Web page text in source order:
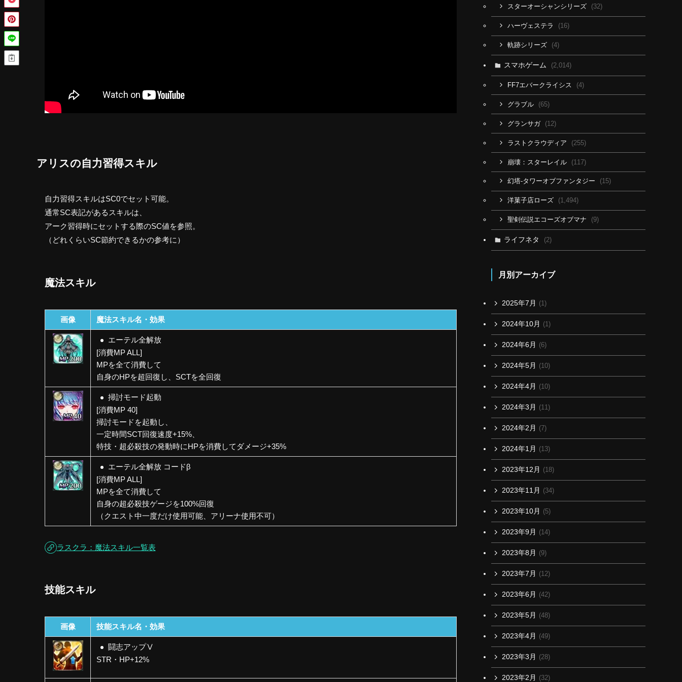
アリスの自力習得スキル
自力習得スキルはSC0でセット可能。
通常SC表記があるスキルは、
アーク習得時にセットする際のSC値を参照。
（どれくらいSC節約できるかの参考に）
魔法スキル
画像 魔法スキル名・効果
エーテル全解放
[消費MP ALL]
MPを全て消費して
自身のHPを超回復し、SCTを全回復
掃討モード起動
[消費MP 40]
掃討モードを起動し、
一定時間SCT回復速度+15%、
特技・超必殺技の発動時にHPを消費してダメージ+35%
エーテル全解放コードβ
[消費MP ALL]
MPを全て消費して
自身の超必殺技ゲージを100%回復
（クエスト中一度だけ使用可能、アリーナ使用不可）
ラスクラ：魔法スキル一覧表
技能スキル
画像 技能スキル名・効果
闘志アップⅤ
STR・HP+12%
スターオーシャンシリーズ (32)
ハーヴェステラ (16)
軌跡シリーズ (4)
スマホゲーム (2,014)
FF7エバークライシス (4)
グラブル (65)
グランサガ (12)
ラストクラウディア (255)
崩壊：スターレイル (117)
幻塔-タワーオブファンタジー (15)
洋菓子店ローズ (1,494)
聖剣伝説エコーズオブマナ (9)
ライフネタ (2)
月別アーカイブ
2025年7月 (1)
2024年10月 (1)
2024年6月 (6)
2024年5月 (10)
2024年4月 (10)
2024年3月 (11)
2024年2月 (7)
2024年1月 (13)
2023年12月 (18)
2023年11月 (34)
2023年10月 (5)
2023年9月 (14)
2023年8月 (9)
2023年7月 (12)
2023年6月 (42)
2023年5月 (48)
2023年4月 (49)
2023年3月 (28)
2023年2月 (32)